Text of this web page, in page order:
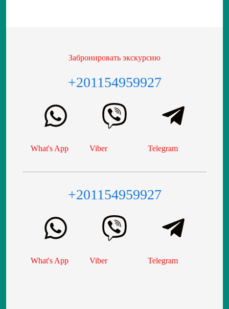
Забронировать экскурсию
+201154959927
What's App Viber Telegram
+201154959927
What's App Viber Telegram